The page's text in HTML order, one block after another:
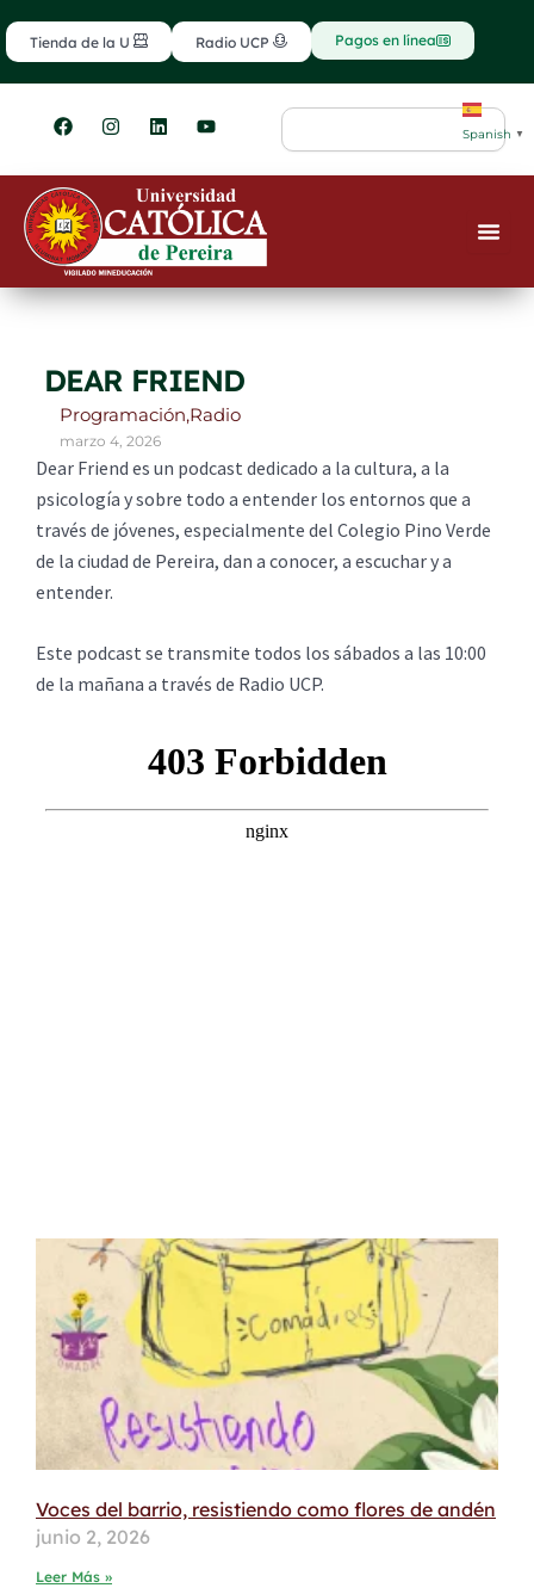
al
contenido
Tienda de la U Radio UCP Pagos en línea
F
a
e
b
o
o
k
I
n
t
g
r
m
L
i
k
e
d
i
n
Y
o
t
u
b
e
Search
Spanish ▼
DEAR FRIEND
Programación,Radio
marzo 4, 2026
Dear Friend es un podcast dedicado a la cultura, a la
psicología y sobre todo a entender los entornos que a
través de jóvenes, especialmente del Colegio Pino Verde
de la ciudad de Pereira, dan a conocer, a escuchar y a
entender.
Este podcast se transmite todos los sábados a las 10:00
de la mañana a través de Radio UCP.
Voces del barrio, resistiendo como flores de andén
junio 2, 2026
Leer Más »